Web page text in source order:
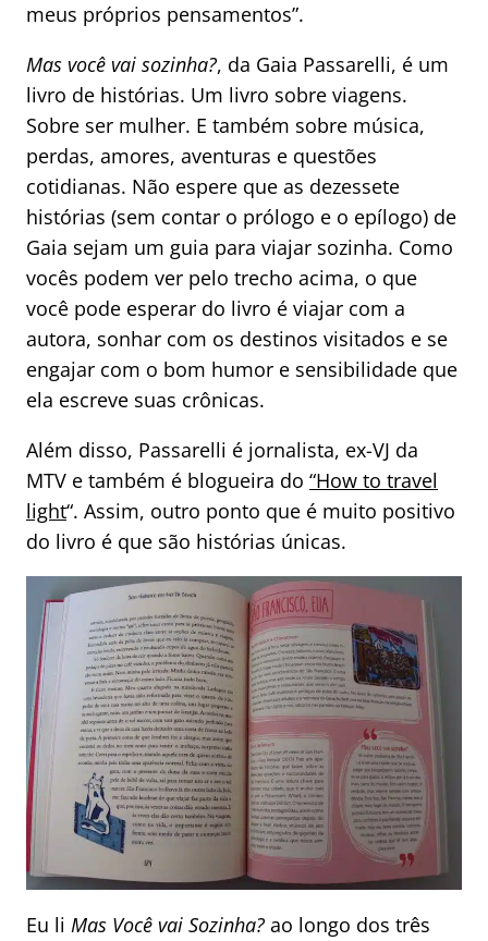
meus próprios pensamentos”.
Mas você vai sozinha?, da Gaia Passarelli, é um
livro de histórias. Um livro sobre viagens.
Sobre ser mulher. E também sobre música,
perdas, amores, aventuras e questões
cotidianas. Não espere que as dezessete
histórias (sem contar o prólogo e o epílogo) de
Gaia sejam um guia para viajar sozinha. Como
vocês podem ver pelo trecho acima, o que
você pode esperar do livro é viajar com a
autora, sonhar com os destinos visitados e se
engajar com o bom humor e sensibilidade que
ela escreve suas crônicas.
Além disso, Passarelli é jornalista, ex-VJ da
MTV e também é blogueira do “How to travel
light“. Assim, outro ponto que é muito positivo
do livro é que são histórias únicas.
Eu li Mas Você vai Sozinha? ao longo dos três